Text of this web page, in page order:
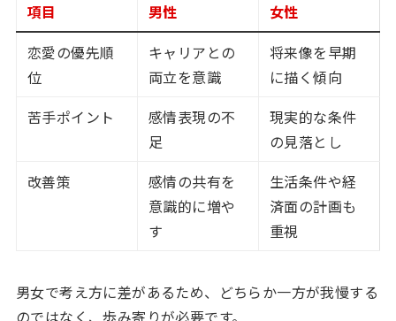
項目 男性
女性
恋愛の優先順
位
キャリアとの
両立を意識
将来像を早期
に描く傾向
苦手ポイント
感情表現の不
足
現実的な条件
の見落とし
改善策
感情の共有を
意識的に増や
す
生活条件や経
済面の計画も
重視
男女で考え方に差があるため、どちらか一方が我慢する